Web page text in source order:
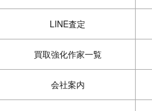
LINE査定
買取強化作家一覧
会社案内